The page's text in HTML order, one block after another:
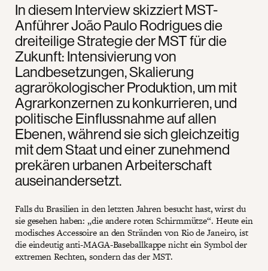
In diesem Interview skizziert MST-
Anführer João Paulo Rodrigues die
dreiteilige Strategie der MST für die
Zukunft: Intensivierung von
Landbesetzungen, Skalierung
agrarökologischer Produktion, um mit
Agrarkonzernen zu konkurrieren, und
politische Einflussnahme auf allen
Ebenen, während sie sich gleichzeitig
mit dem Staat und einer zunehmend
prekären urbanen Arbeiterschaft
auseinandersetzt.
Falls du Brasilien in den letzten Jahren besucht hast, wirst du
sie gesehen haben: „die andere roten Schirmmütze“. Heute ein
modisches Accessoire an den Stränden von Rio de Janeiro, ist
die eindeutig anti-MAGA-Baseballkappe nicht ein Symbol der
extremen Rechten, sondern das der MST.